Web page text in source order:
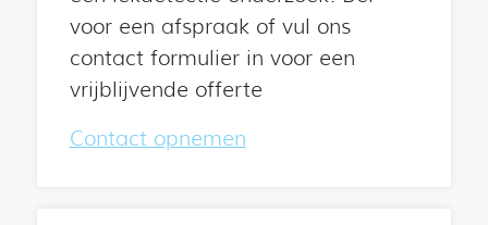
voor een afspraak of vul ons
contact formulier in voor een
vrijblijvende offerte
Contact opnemen